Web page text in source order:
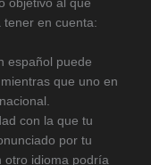
objetivo al que
tener en cuenta:
español puede
que uno en
con la que tu
por tu
otro idioma podría